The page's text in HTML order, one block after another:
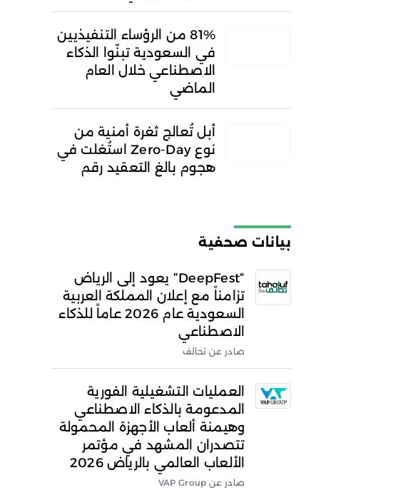
81% من الرؤساء التنفيذيين
في السعودية تبنّوا الذكاء
الاصطناعي خلال العام
الماضي
أبل تُعالج ثغرة أمنية من
نوع Zero-Day استُغلت في
هجوم بالغ التعقيد رقم
بيانات صحفية
“DeepFest” يعود إلى الرياض
تزامناً مع إعلان المملكة العربية
السعودية عام 2026 عاماً للذكاء
الاصطناعي
صادر عن تحالف
العمليات التشغيلية الفورية
المدعومة بالذكاء الاصطناعي
وهيمنة ألعاب الأجهزة المحمولة
تتصدران المشهد في مؤتمر
الألعاب العالمي بالرياض 2026
صادر عن VAP Group